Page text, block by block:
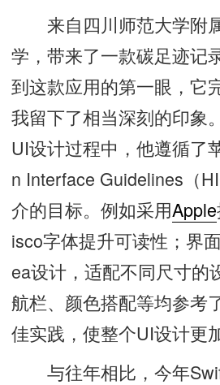
来自四川师范大学附
学，带来了一款碳足迹记
到这款应用的第一眼，它
我留下了相当深刻的印象
UI设计过程中，他遵循了
n Interface Guidelines（
介的目标。例如采用Apple
isco字体提升可读性；界
ea设计，适配不同尺寸的
航栏、颜色搭配等均参考
佳实践，使整个UI设计更
与往年相比，今年